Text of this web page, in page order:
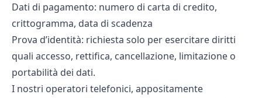
Dati di pagamento: numero di carta di credito,
crittogramma, data di scadenza
Prova d’identità: richiesta solo per esercitare diritti
quali accesso, rettifica, cancellazione, limitazione o
portabilità dei dati.
I nostri operatori telefonici, appositamente